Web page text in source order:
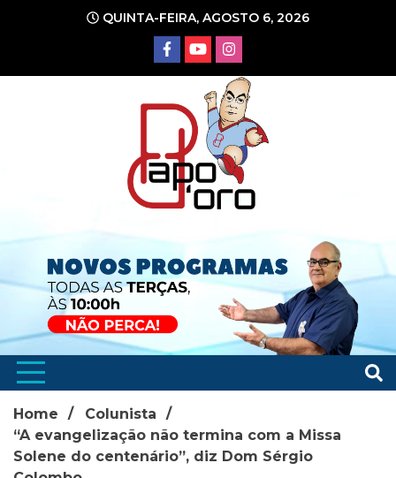
conteúdo
QUINTA-FEIRA, AGOSTO 6, 2026
Home
Colunista
“A evangelização não termina com a Missa
Solene do centenário”, diz Dom Sérgio